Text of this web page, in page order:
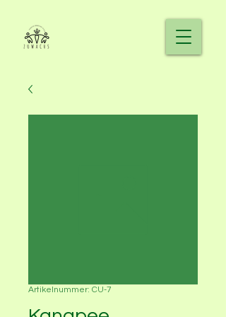
Artikelnummer: CU-7